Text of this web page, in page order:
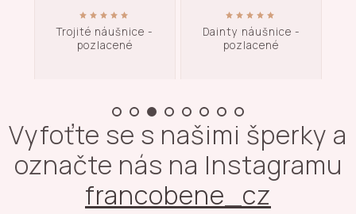
Trojité náušnice -
pozlacené
Dainty náušnice -
pozlacené
Vyfoťte se s našimi šperky a
označte nás na Instagramu
francobene_cz